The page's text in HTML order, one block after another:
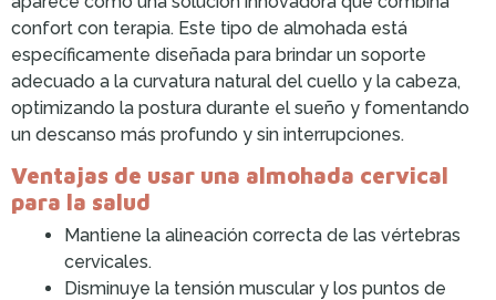
confort con terapia. Este tipo de almohada está
específicamente diseñada para brindar un soporte
adecuado a la curvatura natural del cuello y la cabeza,
optimizando la postura durante el sueño y fomentando
un descanso más profundo y sin interrupciones.
Ventajas de usar una almohada cervical
para la salud
Mantiene la alineación correcta de las vértebras
cervicales.
Disminuye la tensión muscular y los puntos de